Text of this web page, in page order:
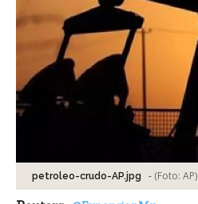
petroleo-crudo-AP.jpg - (Foto: AP)